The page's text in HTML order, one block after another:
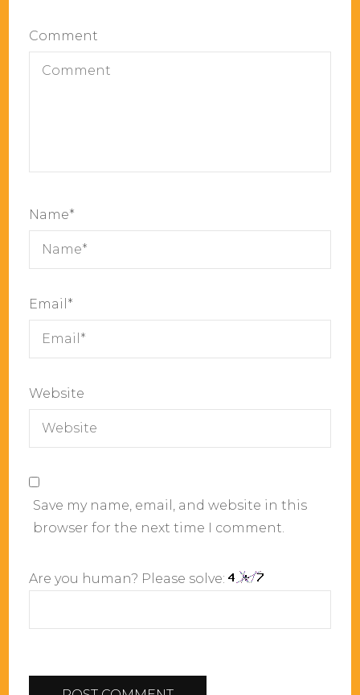
Comment
Name*
Email *
Website
Save my name, email, and website in this
browser for the next time I comment.
Are you human? Please solve: